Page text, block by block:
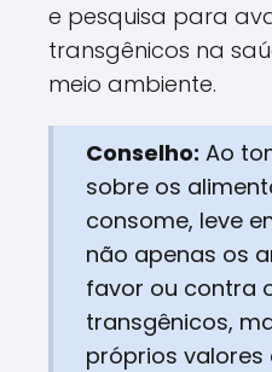
e pesquisa para
transgênicos na
meio ambiente.
Conselho: Ao
sobre os
consome, leve
não apenas os
favor ou contra
transgênicos,
próprios